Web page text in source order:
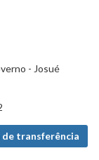
- Josué
transferência